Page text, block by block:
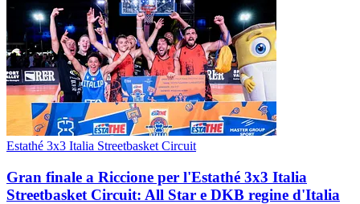
Estathé 3x3 Italia Streetbasket Circuit
Gran finale a Riccione per l'Estathé 3x3 Italia
Streetbasket Circuit: All Star e DKB regine d'Italia